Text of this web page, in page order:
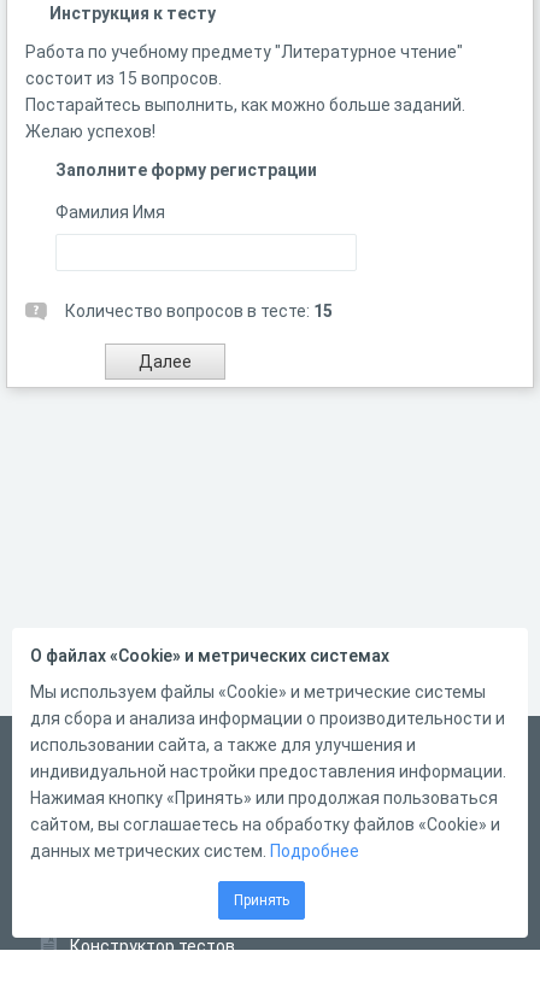
Инструкция к тесту
Работа по учебному предмету "Литературное чтение"
состоит из 15 вопросов.
Постарайтесь выполнить, как можно больше заданий.
Желаю успехов!
Заполните форму регистрации
Фамилия Имя
Количество вопросов в тесте: 15
Русский
Справка
Форма обратной связи
Конструктор тестов
О файлах «Cookie» и метрических системах
Мы используем файлы «Cookie» и метрические системы
для сбора и анализа информации о производительности и
использовании сайта, а также для улучшения и
индивидуальной настройки предоставления информации.
Нажимая кнопку «Принять» или продолжая пользоваться
сайтом, вы соглашаетесь на обработку файлов «Cookie» и
данных метрических систем. Подробнее
Принять